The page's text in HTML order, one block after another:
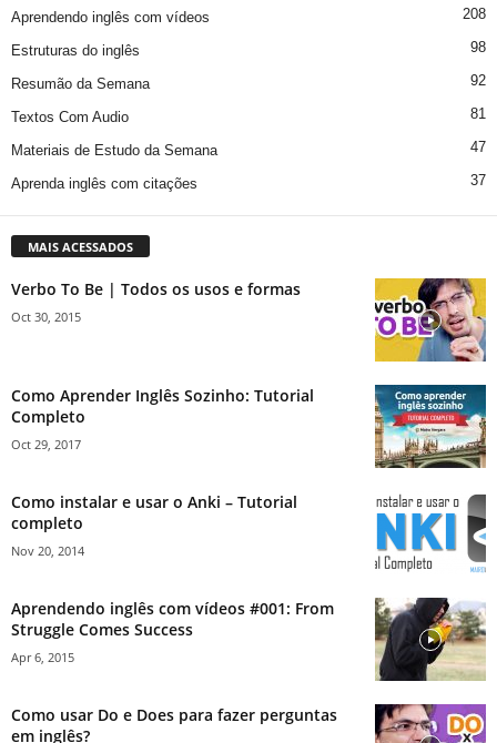
Aprendendo inglês com vídeos 208
Estruturas do inglês 98
Resumão da Semana 92
Textos Com Audio 81
Materiais de Estudo da Semana 47
Aprenda inglês com citações 37
MAIS ACESSADOS
Verbo To Be | Todos os usos e formas
Oct 30, 2015
Como Aprender Inglês Sozinho: Tutorial
Completo
Oct 29, 2017
Como instalar e usar o Anki – Tutorial
completo
Nov 20, 2014
Aprendendo inglês com vídeos #001: From
Struggle Comes Success
Apr 6, 2015
Como usar Do e Does para fazer perguntas
em inglês?